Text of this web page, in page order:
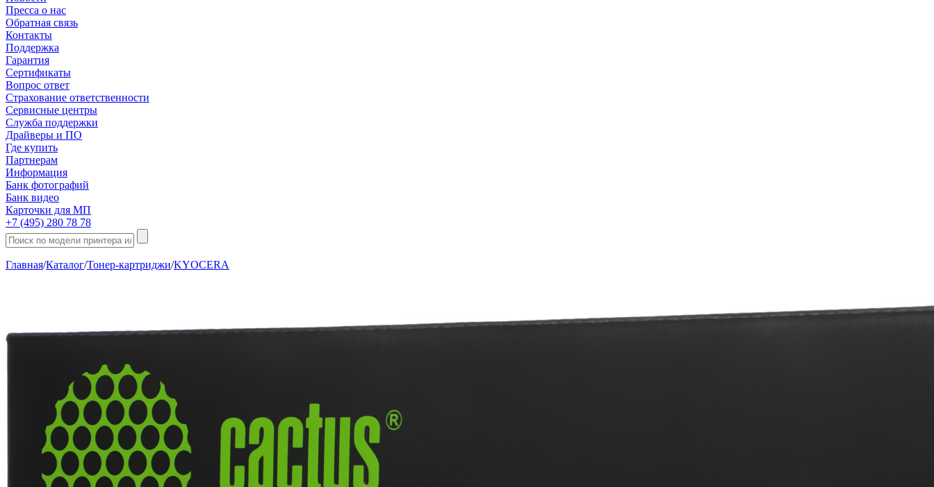
Пресса о нас
Обратная связь
Контакты
Поддержка
Гарантия
Сертификаты
Вопрос ответ
Страхование ответственности
Сервисные центры
Служба поддержки
Драйверы и ПО
Где купить
Партнерам
Информация
Банк фотографий
Банк видео
Карточки для МП
+7 (495) 280 78 78
Главная/Каталог/Тонер-картриджи/KYOCERA